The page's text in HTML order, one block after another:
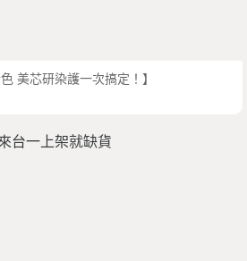
色 美芯研染護一次搞定！】